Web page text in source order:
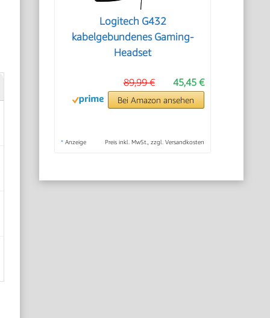
Logitech G432
kabelgebundenes Gaming-
Headset
45,45 €
89,99 €
Bei Amazon ansehen
* Anzeige Preis inkl. MwSt., zzgl. Versandkosten